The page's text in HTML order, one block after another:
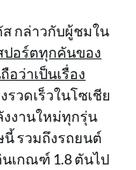
กล่าวกับผู้ชมใน
ปอร์ตทุกคันของ
ว่าเป็นเรื่อง
วดเร็วในโซเชีย
งงานใหม่ทุกรุ่น
รวมถึงรถยนต์
นเกณฑ์ 1.8 ตันไป